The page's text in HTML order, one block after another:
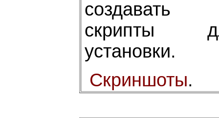
создавать
скрипты
установки.
Скриншоты.